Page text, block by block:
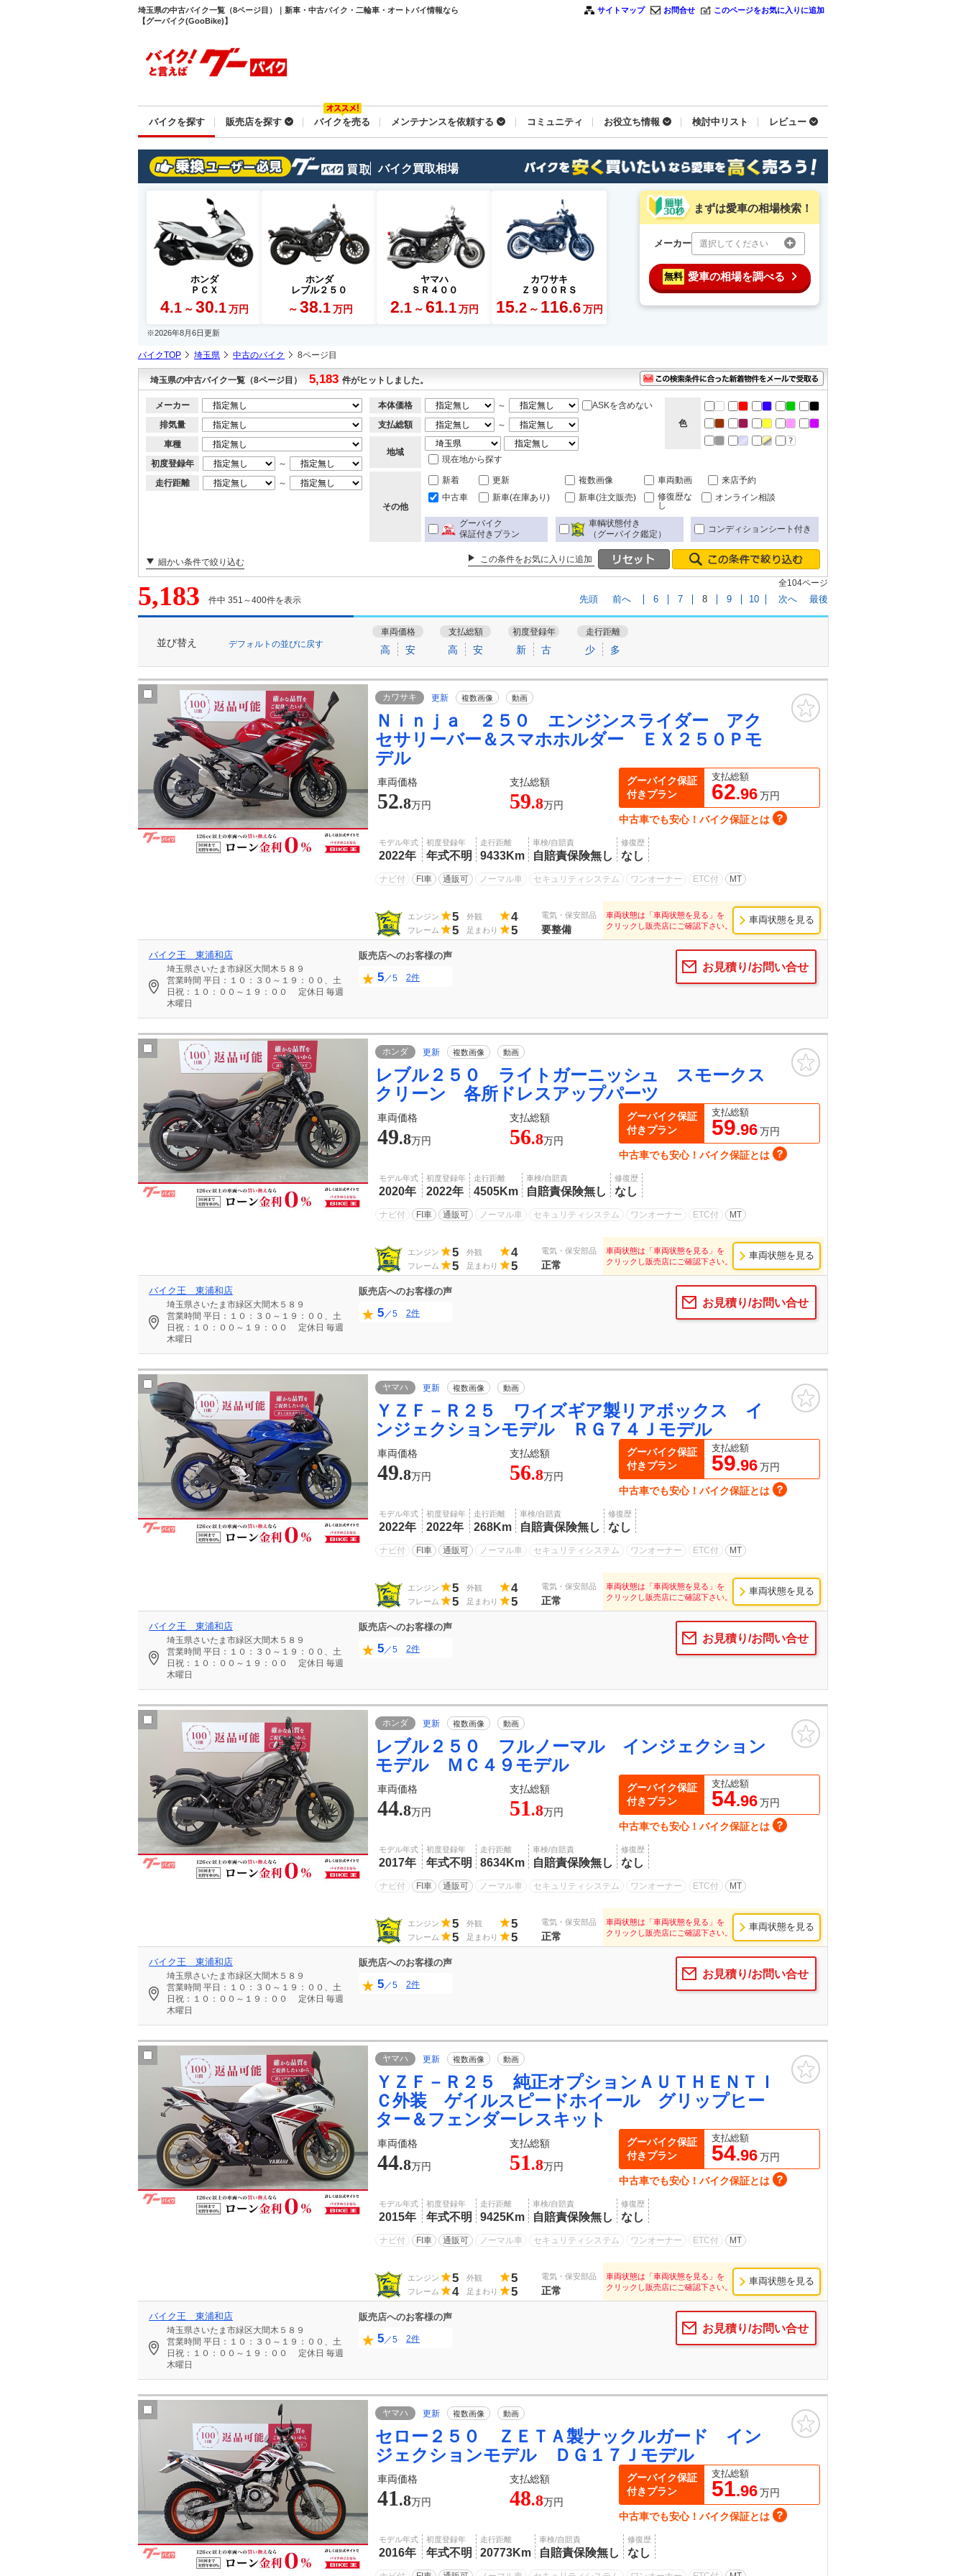
埼玉県の中古バイク一覧（8ページ目）｜新車・中古バイク・二輪車・オートバイ情報なら
【グーバイク(GooBike)】
サイトマップ お問合せ このページをお気に入りに追加
バイクを探す 販売店を探す バイクを売る メンテナンスを依頼する コミュニティ お役立ち情報 検討中リスト レビュー
バイク買取相場
ホンダ
ＰＣＸ
4.1 ～ 30.1 万円
ホンダ
レブル２５０
～ 38.1 万円
ヤマハ
ＳＲ４００
2.1 ～ 61.1 万円
カワサキ
Ｚ９００ＲＳ
15.2 ～ 116.6 万円
まずは愛車の相場検索！
メーカー 選択してください
無料 愛車の相場を調べる
※2026年8月6日更新
バイクTOP 埼玉県 中古のバイク 8ページ目
埼玉県の中古バイク一覧（8ページ目） 5,183 件がヒットしました。
メーカー
排気量
車種
初度登録年
～
走行距離
～
本体価格 ～
ASKを含めない
支払総額
～
地域
現在地から探す
色
その他
新着 更新 複数画像 車両動画
来店予約
中古車
新車(在庫あり) 新車(注文販売)
修復歴な
し
オンライン相談
グーバイク
保証付きプラン
車輌状態付き
（グーバイク鑑定）
コンディションシート付き
細かい条件で絞り込む この条件をお気に入りに追加
5,183 件中 351～400件を表示
全104ページ
先頭 前へ 6 7 8 9 10 次へ 最後
並び替え デフォルトの並びに戻す
車両価格
高 安
支払総額
高 安
初度登録年
新 古
走行距離
少 多
カワサキ 更新 複数画像 動画
Ｎｉｎｊａ ２５０ エンジンスライダー アク
セサリーバー＆スマホホルダー ＥＸ２５０Ｐモ
デル
車両価格 支払総額
52.8万円 59.8万円
モデル年式
2022年
初度登録年
年式不明
走行距離
9433Km
車検/自賠責
自賠責保険無し
修復歴
なし
ナビ付 FI車 通販可 ノーマル車 セキュリティシステム ワンオーナー ETC付 MT
グーバイク保証
付きプラン
支払総額
62.96万円
中古車でも安心！バイク保証とは
エンジン 5 外観 4
フレーム 5 足まわり 5
電気・保安部品
要整備
車両状態は「車両状態を見る」を
クリックし販売店にご確認下さい。
車両状態を見る
バイク王 東浦和店
埼玉県さいたま市緑区大間木５８９
営業時間 平日：１０：３０～１９：００、土
日祝：１０：００～１９：００
定休日 毎週
木曜日
販売店へのお客様の声
5／5 2件
お見積り/お問い合せ
ホンダ 更新 複数画像 動画
レブル２５０ ライトガーニッシュ スモークス
クリーン 各所ドレスアップパーツ
車両価格 支払総額
49.8万円 56.8万円
モデル年式
2020年
初度登録年
2022年
走行距離
4505Km
車検/自賠責
自賠責保険無し
修復歴
なし
ナビ付 FI車 通販可 ノーマル車 セキュリティシステム ワンオーナー ETC付 MT
グーバイク保証
付きプラン
支払総額
59.96万円
中古車でも安心！バイク保証とは
エンジン 5 外観 4
フレーム 5 足まわり 5
電気・保安部品
正常
車両状態は「車両状態を見る」を
クリックし販売店にご確認下さい。
車両状態を見る
バイク王 東浦和店
埼玉県さいたま市緑区大間木５８９
営業時間 平日：１０：３０～１９：００、土
日祝：１０：００～１９：００
定休日 毎週
木曜日
販売店へのお客様の声
5／5 2件
お見積り/お問い合せ
ヤマハ 更新 複数画像 動画
ＹＺＦ－Ｒ２５ ワイズギア製リアボックス イ
ンジェクションモデル ＲＧ７４Ｊモデル
車両価格 支払総額
49.8万円 56.8万円
モデル年式
2022年
初度登録年
2022年
走行距離
268Km
車検/自賠責
自賠責保険無し
修復歴
なし
ナビ付 FI車 通販可 ノーマル車 セキュリティシステム ワンオーナー ETC付 MT
グーバイク保証
付きプラン
支払総額
59.96万円
中古車でも安心！バイク保証とは
エンジン 5 外観 4
フレーム 5 足まわり 5
電気・保安部品
正常
車両状態は「車両状態を見る」を
クリックし販売店にご確認下さい。
車両状態を見る
バイク王 東浦和店
埼玉県さいたま市緑区大間木５８９
営業時間 平日：１０：３０～１９：００、土
日祝：１０：００～１９：００
定休日 毎週
木曜日
販売店へのお客様の声
5／5 2件
お見積り/お問い合せ
ホンダ 更新 複数画像 動画
レブル２５０ フルノーマル インジェクション
モデル ＭＣ４９モデル
車両価格 支払総額
44.8万円 51.8万円
モデル年式
2017年
初度登録年
年式不明
走行距離
8634Km
車検/自賠責
自賠責保険無し
修復歴
なし
ナビ付 FI車 通販可 ノーマル車 セキュリティシステム ワンオーナー ETC付 MT
グーバイク保証
付きプラン
支払総額
54.96万円
中古車でも安心！バイク保証とは
エンジン 5 外観 5
フレーム 5 足まわり 5
電気・保安部品
正常
車両状態は「車両状態を見る」を
クリックし販売店にご確認下さい。
車両状態を見る
バイク王 東浦和店
埼玉県さいたま市緑区大間木５８９
営業時間 平日：１０：３０～１９：００、土
日祝：１０：００～１９：００
定休日 毎週
木曜日
販売店へのお客様の声
5／5 2件
お見積り/お問い合せ
ヤマハ 更新 複数画像 動画
ＹＺＦ－Ｒ２５ 純正オプションＡＵＴＨＥＮＴＩ
Ｃ外装 ゲイルスピードホイール グリップヒー
ター＆フェンダーレスキット
車両価格 支払総額
44.8万円 51.8万円
モデル年式
2015年
初度登録年
年式不明
走行距離
9425Km
車検/自賠責
自賠責保険無し
修復歴
なし
ナビ付 FI車 通販可 ノーマル車 セキュリティシステム ワンオーナー ETC付 MT
グーバイク保証
付きプラン
支払総額
54.96万円
中古車でも安心！バイク保証とは
エンジン 5 外観 5
フレーム 4 足まわり 5
電気・保安部品
正常
車両状態は「車両状態を見る」を
クリックし販売店にご確認下さい。
車両状態を見る
バイク王 東浦和店
埼玉県さいたま市緑区大間木５８９
営業時間 平日：１０：３０～１９：００、土
日祝：１０：００～１９：００
定休日 毎週
木曜日
販売店へのお客様の声
5／5 2件
お見積り/お問い合せ
ヤマハ 更新 複数画像 動画
セロー２５０ ＺＥＴＡ製ナックルガード イン
ジェクションモデル ＤＧ１７Ｊモデル
車両価格 支払総額
41.8万円 48.8万円
モデル年式
2016年
初度登録年
年式不明
走行距離
20773Km
車検/自賠責
自賠責保険無し
修復歴
なし
グーバイク保証
付きプラン
支払総額
51.96万円
中古車でも安心！バイク保証とは